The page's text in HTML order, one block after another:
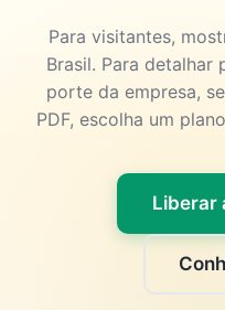
Para visitantes,
Brasil. Para detalhar
porte da empresa,
PDF, escolha um
Liberar